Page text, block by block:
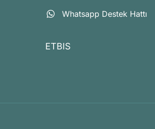
Whatsapp Destek Hattı
ETBIS